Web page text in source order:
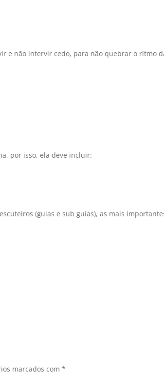
e não intervir cedo, para não quebrar o ritmo
por isso, ela deve incluir:
(guias e sub guias), as mais
marcados com *